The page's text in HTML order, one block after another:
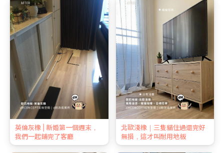
英倫灰橡 | 新婚第一個週末，
我們一起鋪完了客廳
北歐淺橡｜三隻貓住過還完好
無損，這才叫耐用地板